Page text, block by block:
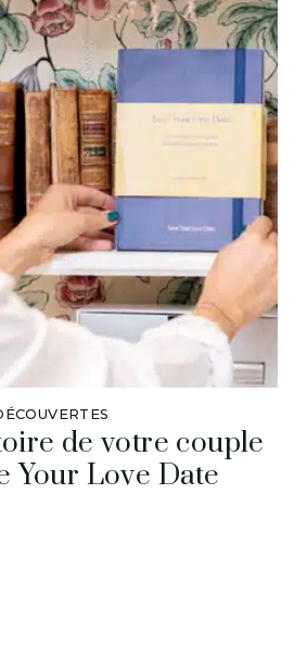
de votre couple
Your Love Date